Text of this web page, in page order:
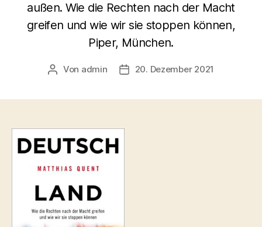
außen. Wie die Rechten nach der Macht
greifen und wie wir sie stoppen können,
Piper, München.
Beitragsautor
Von admin Veröffentlichungsdatum
20. Dezember 2021